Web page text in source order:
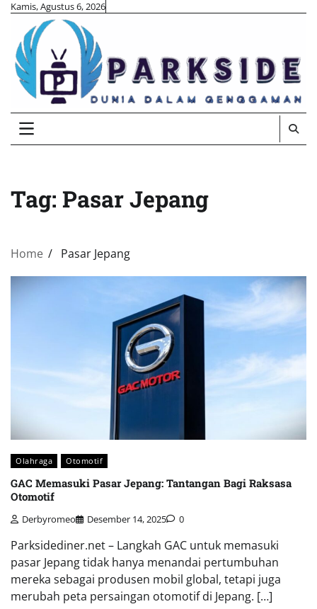
Skip
content
Kamis, Agustus 6, 2026
Tag: Pasar Jepang
Home Pasar Jepang
Olahraga Otomotif
GAC Memasuki Pasar Jepang: Tantangan Bagi Raksasa
Otomotif
Derbyromeo Desember 14, 2025 0
Parksidediner.net – Langkah GAC untuk memasuki
pasar Jepang tidak hanya menandai pertumbuhan
mereka sebagai produsen mobil global, tetapi juga
merubah peta persaingan otomotif di Jepang. […]